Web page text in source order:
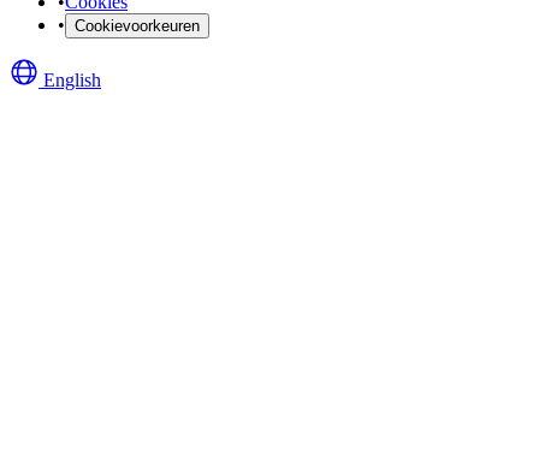
• Cookievoorkeuren
English